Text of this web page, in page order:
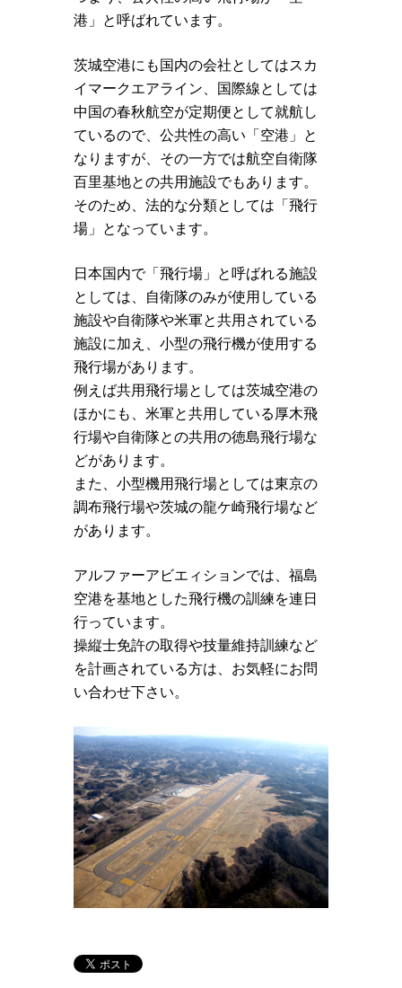
港」と呼ばれています。
茨城空港にも国内の会社としてはスカ
イマークエアライン、国際線としては
中国の春秋航空が定期便として就航し
ているので、公共性の高い「空港」と
なりますが、その一方では航空自衛隊
百里基地との共用施設でもあります。
そのため、法的な分類としては「飛行
場」となっています。
日本国内で「飛行場」と呼ばれる施設
としては、自衛隊のみが使用している
施設や自衛隊や米軍と共用されている
施設に加え、小型の飛行機が使用する
飛行場があります。
例えば共用飛行場としては茨城空港の
ほかにも、米軍と共用している厚木飛
行場や自衛隊との共用の徳島飛行場な
どがあります。
また、小型機用飛行場としては東京の
調布飛行場や茨城の龍ケ崎飛行場など
があります。
アルファーアビエィションでは、福島
空港を基地とした飛行機の訓練を連日
行っています。
操縦士免許の取得や技量維持訓練など
を計画されている方は、お気軽にお問
い合わせ下さい。